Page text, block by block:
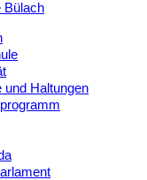
und Haltungen